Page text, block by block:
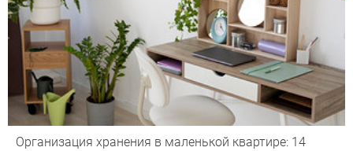
Организация хранения в маленькой квартире: 14